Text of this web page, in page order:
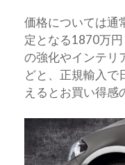
価格については通
定となる1870万
の強化やインテリ
どと、正規輸入で
えるとお買い得感